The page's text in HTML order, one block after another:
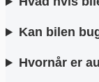
Kan bilen
Hvornår er